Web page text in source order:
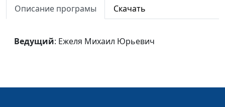
Семейное счастье
Переверзин,
Чувство вины
Валерий
Описание програмы Скачать
Ведущий: Ежеля Михаил Юрьевич